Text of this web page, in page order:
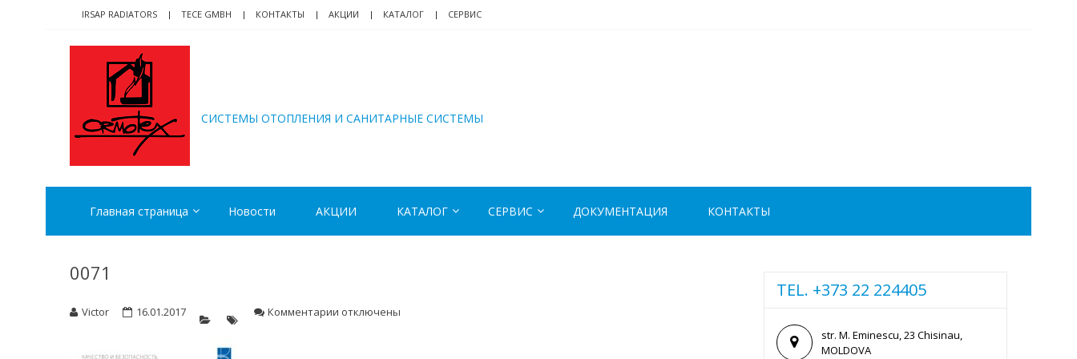
navigation
content
IRSAP RADIATORS TECE GMBH КОНТАКТЫ АКЦИИ КАТАЛОГ СЕРВИС
CИСТЕМЫ ОТОПЛЕНИЯ И САНИТАРНЫЕ СИСТЕМЫ
Главная страница Новости АКЦИИ КАТАЛОГ СЕРВИС ДОКУМЕНТАЦИЯ КОНТАКТЫ
0071
Victor 16.01.2017 Комментарии котключены
TEL. +373 22 224405
str. M. Eminescu, 23 Chisinau,
MOLDOVA